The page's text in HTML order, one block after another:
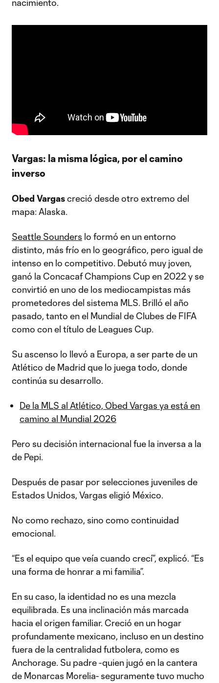
nacimiento.
Vargas: la misma lógica, por el camino
inverso
Obed Vargascreció desde otro extremo del
mapa: Alaska.
Seattle Sounders lo formó en un entorno
distinto, más frío en lo geográfico, pero igual de
intenso en lo competitivo. Debutó muy joven,
ganó la Concacaf Champions Cup en 2022 y se
convirtió en uno de los mediocampistas más
prometedores del sistema MLS. Brilló el año
pasado, tanto en el Mundial de Clubes de FIFA
como con el título de Leagues Cup.
Su ascenso lo llevó a Europa, a ser parte de un
Atlético de Madrid que lo juega todo, donde
continúa su desarrollo.
De la MLS al Atlético, Obed Vargas ya está en
camino al Mundial 2026
Pero su decisión internacional fue la inversa a la
de Pepi.
Después de pasar por selecciones juveniles de
Estados Unidos, Vargas eligió México.
No como rechazo, sino como continuidad
emocional.
“Es el equipo que veía cuando crecí”, explicó. “Es
una forma de honrar a mi familia”.
En su caso, la identidad no es una mezcla
equilibrada. Es una inclinación más marcada
hacia el origen familiar. Creció en un hogar
profundamente mexicano, incluso en un destino
fuera de la centralidad futbolera, como es
Anchorage. Su padre -quien jugó en la cantera
de Monarcas Morelia- seguramente tuvo mucho